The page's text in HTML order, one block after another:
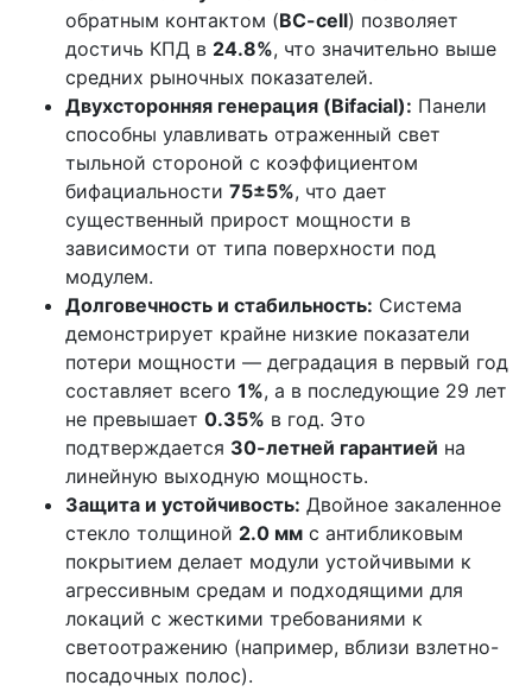
обратным контактом (BC-cell) позволяет
достичь КПД в 24.8%, что значительно выше
средних рыночных показателей.
Двухсторонняя генерация (Bifacial): Панели
способны улавливать отраженный свет
тыльной стороной с коэффициентом
бифациальности 75±5%, что дает
существенный прирост мощности в
зависимости от типа поверхности под
модулем.
Долговечность и стабильность: Система
демонстрирует крайне низкие показатели
потери мощности — деградация в первый год
составляет всего 1%, а в последующие 29 лет
не превышает 0.35% в год. Это
подтверждается 30-летней гарантией на
линейную выходную мощность.
Защита и устойчивость: Двойное закаленное
стекло толщиной 2.0 мм с антибликовым
покрытием делает модули устойчивыми к
агрессивным средам и подходящими для
локаций с жесткими требованиями к
светоотражению (например, вблизи взлетно-
посадочных полос).